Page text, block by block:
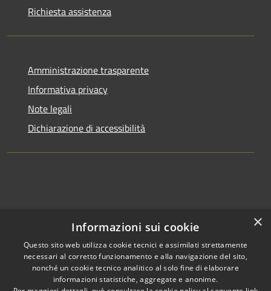
Richiesta assistenza
Amministrazione trasparente
Informativa privacy
Note legali
Dichiarazione di accessibilità
RSS Copyright © 2026 • Comune di
×
Informazioni sui cookie
Questo sito web utilizza cookie tecnici e assimilati strettamente
necessari al corretto funzionamento e alla navigazione del sito,
nonché un cookie tecnico analitico al solo fine di elaborare
informazioni statistiche, aggregate e anonime.